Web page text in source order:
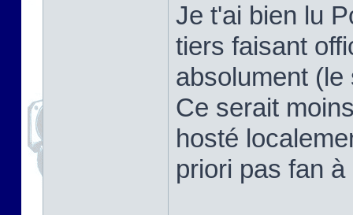
Je t'ai bien lu
tiers faisant
absolument
Ce serait
hosté
priori pas fan